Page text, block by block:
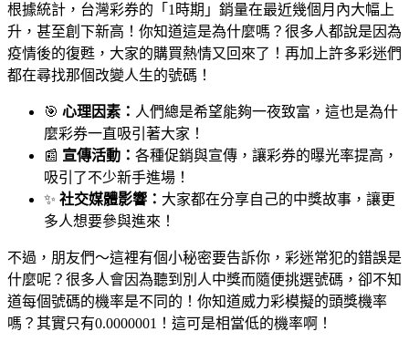
根據統計，台灣彩券的「1時期」銷量在最近幾個月內大幅上
升，甚至創下新高！你知道這是為什麼嗎？很多人都說是因為
疫情後的復甦，大家的購買熱情又回來了！再加上許多彩迷們
都在尋找那個改變人生的號碼！
🎯 心理因素： 人們總是希望能夠一夜致富，這也是為什
麼彩券一直吸引著大家！
📰 宣傳活動： 各種促銷與宣傳，讓彩券的曝光率提高，
吸引了不少新手進場！
✨ 社交媒體影響： 大家都在分享自己的中獎故事，讓更
多人想要參與進來！
不過，朋友們～這裡有個小秘密要告訴你，彩迷常犯的錯誤是
什麼呢？很多人會因為聽到別人中獎而隨便挑選號碼，卻不知
道每個號碼的機率是不同的！你知道威力彩模擬的頭獎機率
嗎？其實只有0.0000001！這可是相當低的機率啊！